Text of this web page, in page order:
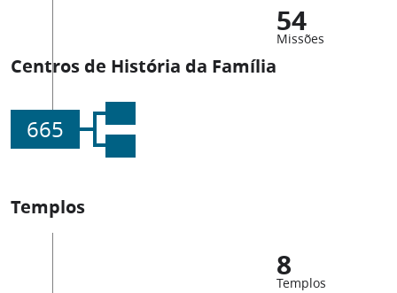
54
Missões
Centros de História da Família
665
Templos
8
Templos